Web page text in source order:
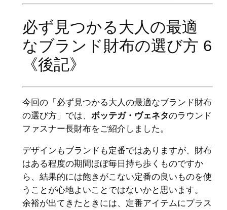
必ず見つかる大人の最適
なブランド財布の選び方 6
《後記》
今回の「必ず見つかる大人の最適なブランド財布
の選び方」では、 ボッテガ・ヴェネタのラウンド
ファスナー長財布をご紹介しました。
デザインもブランドも定番ではありますが、財布
はある程度の期間ほぼ毎日持ち歩くものですか
ら、結果的には飽きがこない定番の良いものを使
うことが心地よいことではないかと思います。
余裕が出てきたときには、定番アイテムにプラス